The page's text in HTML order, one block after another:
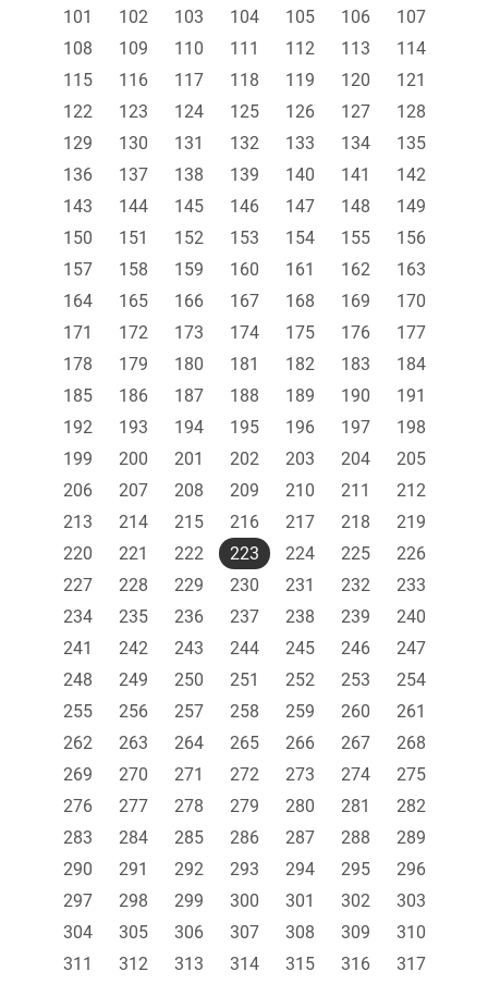
101
102 103 104 105 106
107
108
109 110 111 112 113
114
115
116 117 118 119 120
121
122
123 124 125 126 127
128
129
130 131 132 133 134
135
136
137 138 139 140 141
142
143
144 145 146 147 148
149
150
151 152 153 154 155
156
157
158 159 160 161 162
163
164
165 166 167 168 169
170
171
172 173 174 175 176
177
178
179 180 181 182 183
184
185
186 187 188 189 190
191
192
193 194 195 196 197
198
199
200 201 202 203 204
205
206
207 208 209 210 211
212
213
214 215 216 217 218
219
220
221 222 223 224 225
226
227
228 229 230 231 232
233
234
235 236 237 238 239
240
241
242 243 244 245 246
247
248
249 250 251 252 253
254
255
256 257 258 259 260
261
262
263 264 265 266 267
268
269
270 271 272 273 274
275
276
277 278 279 280 281
282
283
284 285 286 287 288
289
290
291 292 293 294 295
296
297
298 299 300 301 302
303
304
305 306 307 308 309
310
311
312 313 314 315 316
317